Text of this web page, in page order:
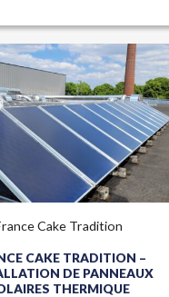
Énergies renouvelables
Cake Tradition
CAKE TRADITION –
DE PANNEAUX
THERMIQUE